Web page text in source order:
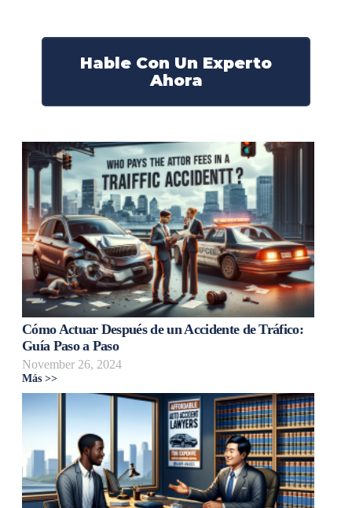
Hable Con Un Experto
Ahora
Cómo Actuar Después de un Accidente de Tráfico:
Guía Paso a Paso
November 26, 2024
Más >>